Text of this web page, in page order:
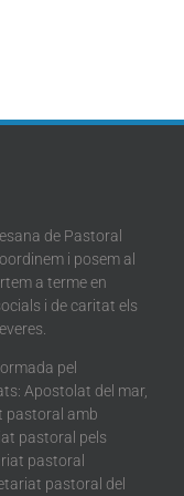
de Pastoral
i posem al
a terme en
i de caritat els
pel
Apostolat del mar,
pastoral amb
pastoral pels
pastoral
pastoral del